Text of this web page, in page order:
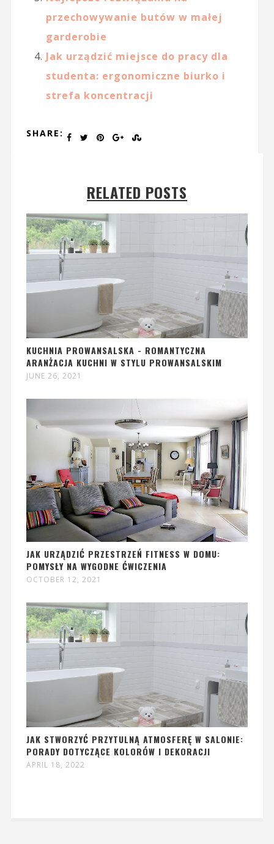
przechowywanie butów w małej
garderobie
Jak urządzić miejsce do pracy dla
studenta: ergonomiczne biurko i
strefa koncentracji
SHARE:
RELATED POSTS
KUCHNIA PROWANSALSKA - ROMANTYCZNA
ARANŻACJA KUCHNI W STYLU PROWANSALSKIM
JUNE 26, 2021
JAK URZĄDZIĆ PRZESTRZEŃ FITNESS W DOMU:
POMYSŁY NA WYGODNE ĆWICZENIA
OCTOBER 12, 2021
JAK STWORZYĆ PRZYTULNĄ ATMOSFERĘ W SALONIE:
PORADY DOTYCZĄCE KOLORÓW I DEKORACJI
APRIL 18, 2022